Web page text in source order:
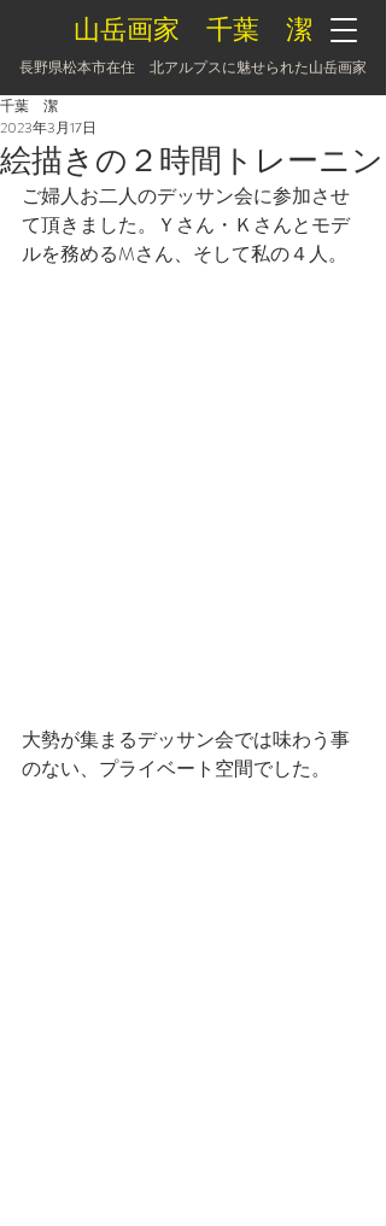
山岳画家 千葉 潔
長野県松本市在住 北アルプスに魅せられた山岳画家
絵描きの２時間トレーニン
千葉 潔
2023年3月17日
ご婦人お二人のデッサン会に参加させ
て頂きました。Ｙさん・Ｋさんとモデ
ルを務めるMさん、そして私の４人。
大勢が集まるデッサン会では味わう事
のない、プライベート空間でした。